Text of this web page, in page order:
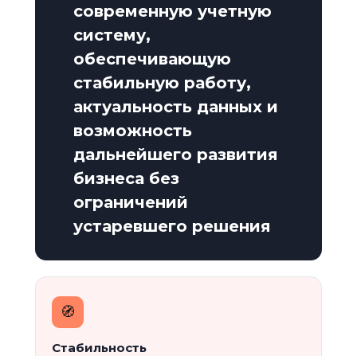
современную учетную
систему,
обеспечивающую
стабильную работу,
актуальность данных и
возможность
дальнейшего развития
бизнеса без
ограничений
устаревшего решения
🧭️
Стабильность